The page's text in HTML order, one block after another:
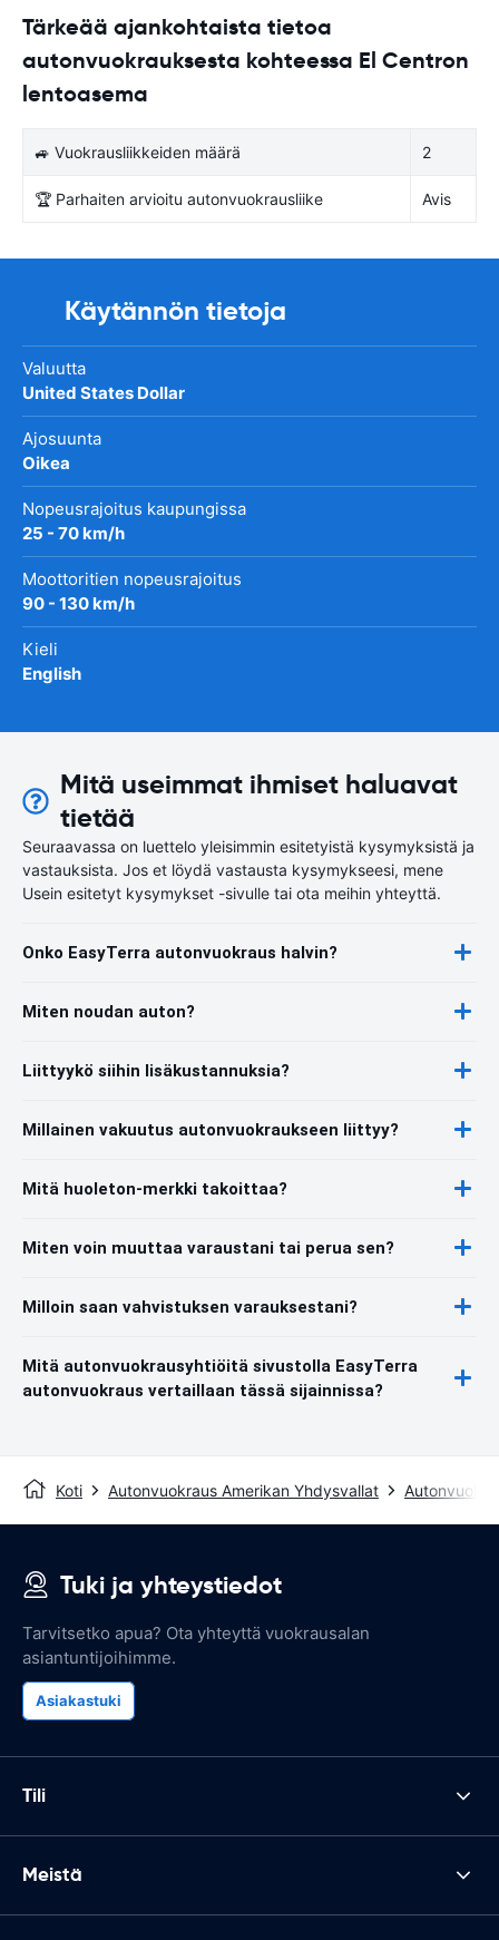
Tärkeää ajankohtaista tietoa
autonvuokrauksesta kohteessa El Centron
lentoasema
🚙 Vuokrausliikkeiden määrä 2
🏆 Parhaiten arvioitu autonvuokrausliike Avis
Käytännön tietoja
Valuutta
United States Dollar
Ajosuunta
Oikea
Nopeusrajoitus kaupungissa
25 - 70 km/h
Moottoritien nopeusrajoitus
90 - 130 km/h
Kieli
English
Mitä useimmat ihmiset haluavat
tietää
Seuraavassa on luettelo yleisimmin esitetyistä kysymyksistä ja
vastauksista. Jos et löydä vastausta kysymykseesi, mene
Usein esitetyt kysymykset -sivulle tai ota meihin yhteyttä.
Onko EasyTerra autonvuokraus halvin?
Miten noudan auton?
Liittyykö siihin lisäkustannuksia?
Millainen vakuutus autonvuokraukseen liittyy?
Mitä huoleton-merkki takoittaa?
Miten voin muuttaa varaustani tai perua sen?
Milloin saan vahvistuksen varauksestani?
Mitä autonvuokrausyhtiöitä sivustolla EasyTerra
autonvuokraus vertaillaan tässä sijainnissa?
Koti Autonvuokraus Amerikan Yhdysvallat
Tuki ja yhteystiedot
Tarvitsetko apua? Ota yhteyttä vuokrausalan
asiantuntijoihimme.
Asiakastuki
Tili
Meistä